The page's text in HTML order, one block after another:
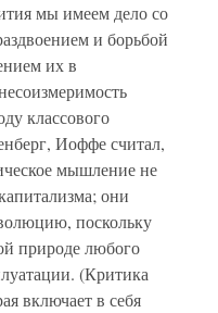
мы имеем дело со
и борьбой
их в
классового
Иоффе считал,
мышление не
они
поскольку
природе любого
(Критика
включает в себя